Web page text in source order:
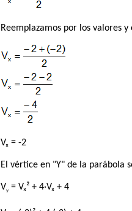
Reemplazamos por los valores y
Vₓ = -2
El vértice en "Y" de la parábola
Vy = Vₓ² + 4·Vₓ + 4